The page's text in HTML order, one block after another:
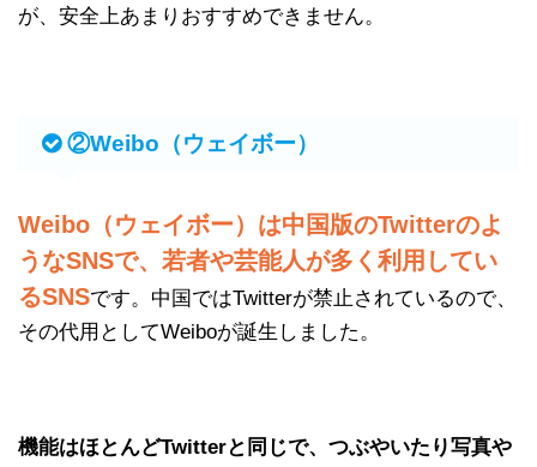
が、安全上あまりおすすめできません。
②Weibo（ウェイボー）
Weibo（ウェイボー）は中国版のTwitterのよ
うなSNSで、若者や芸能人が多く利用してい
るSNSです。中国ではTwitterが禁止されているので、
その代用としてWeiboが誕生しました。
機能はほとんどTwitterと同じで、つぶやいたり写真や